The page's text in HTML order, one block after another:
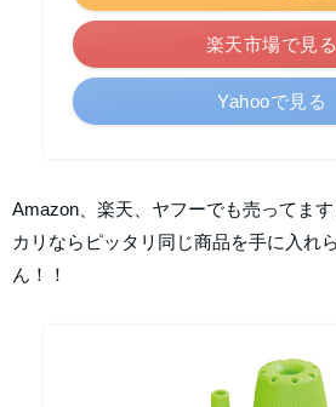
楽天市場で見る
Yahooで見る
Amazon、楽天、ヤフーでも売ってま
カリならピッタリ同じ商品を手に入れ
ん！！